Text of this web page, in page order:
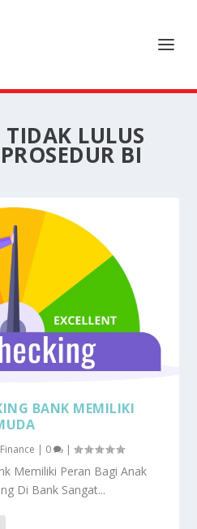
LULUS
BI
BANK MEMILIKI
Finance | 0 |
Memiliki Peran Bagi Anak
Di Bank Sangat...